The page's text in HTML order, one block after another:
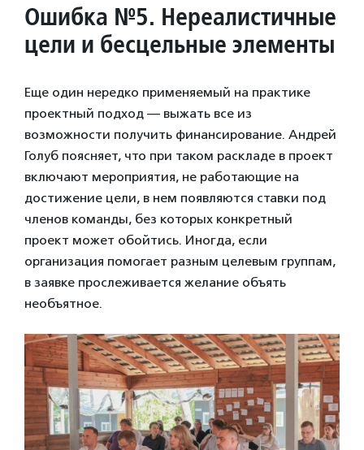
Ошибка №5. Нереалистичные
цели и бесцельные элементы
Еще один нередко применяемый на практике
проектный подход — выжать все из
возможности получить финансирование. Андрей
Голуб поясняет, что при таком раскладе в проект
включают мероприятия, не работающие на
достижение цели, в нем появляются ставки под
членов команды, без которых конкретный
проект может обойтись. Иногда, если
организация помогает разным целевым группам,
в заявке прослеживается желание объять
необъятное.